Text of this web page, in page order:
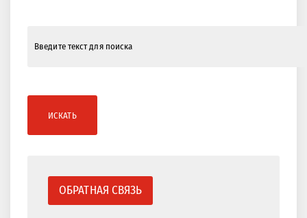
ИСКАТЬ
ОБРАТНАЯ СВЯЗЬ